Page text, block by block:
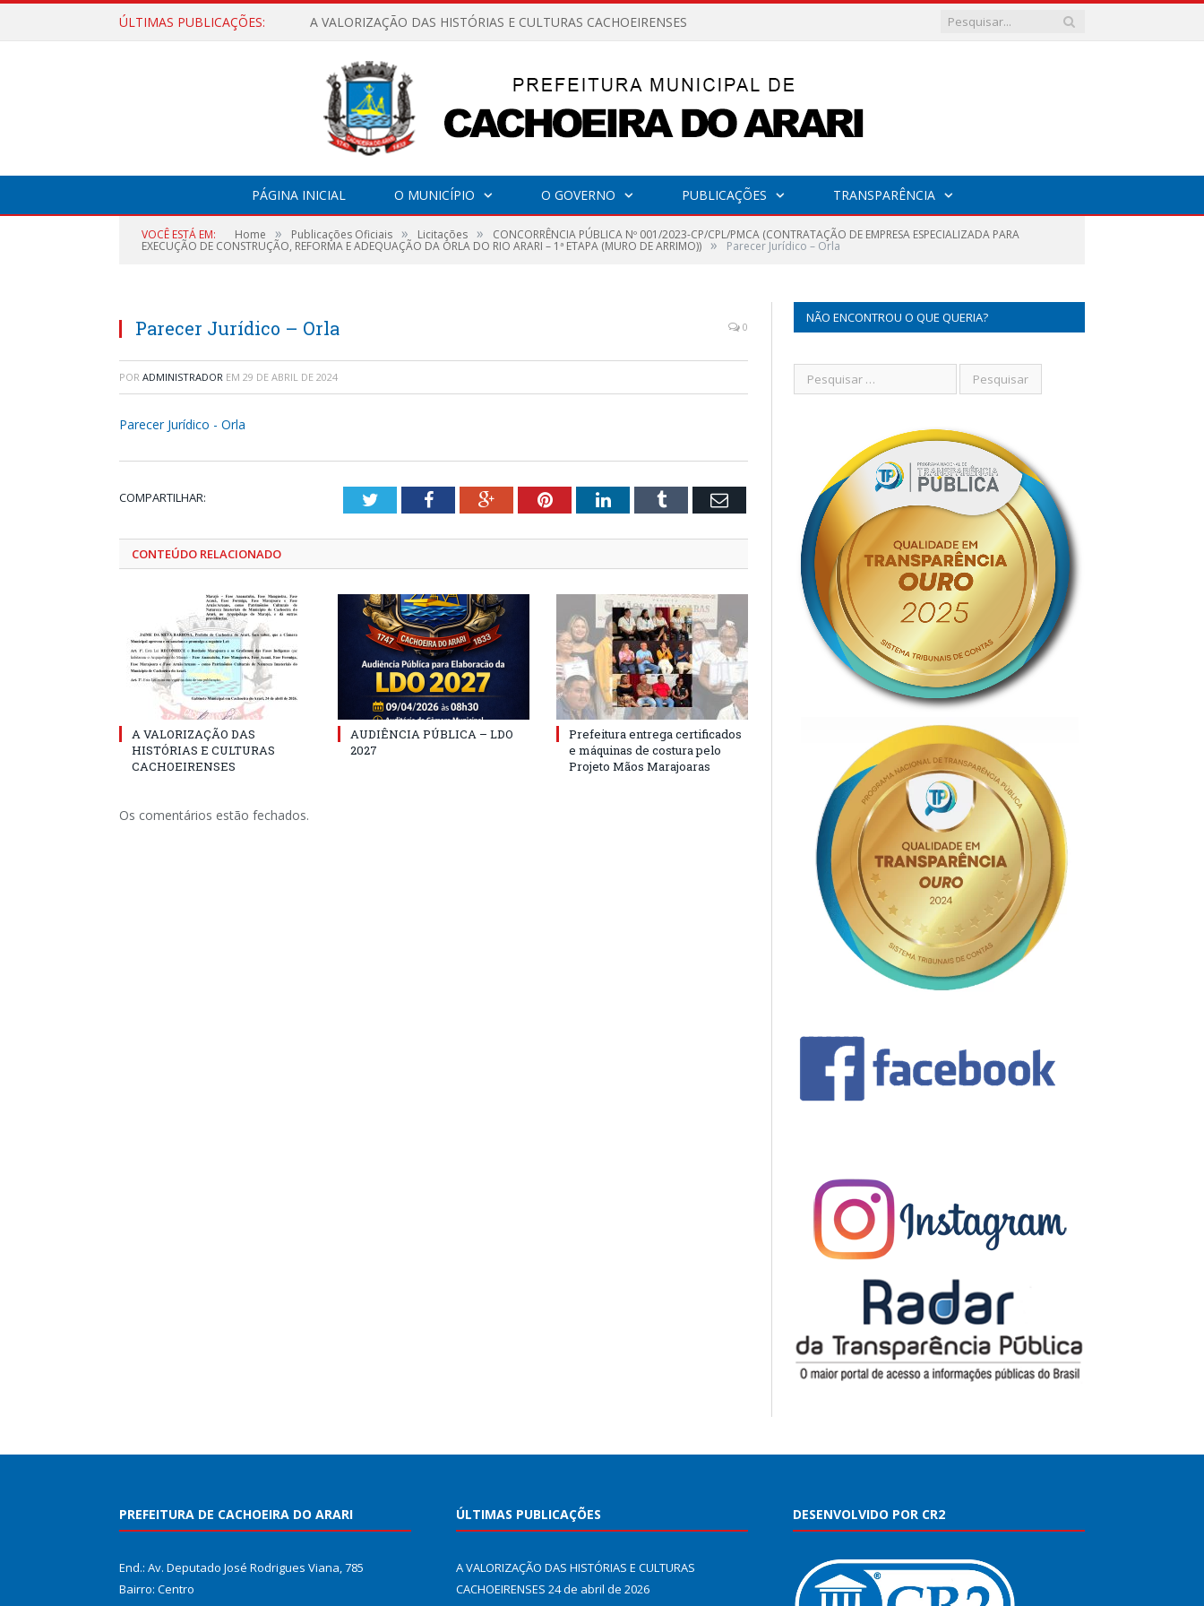
ÚLTIMAS PUBLICAÇÕES: A VALORIZAÇÃO DAS HISTÓRIAS E CULTURAS CACHOEIRENSES
PÁGINA INICIAL O MUNICÍPIO O GOVERNO PUBLICAÇÕES TRANSPARÊNCIA
VOCÊ ESTÁ EM: Home » Publicações Oficiais » Licitações » CONCORRÊNCIA PÚBLICA Nº 001/2023-CP/CPL/PMCA (CONTRATAÇÃO DE EMPRESA ESPECIALIZADA PARA
EXECUÇÃO DE CONSTRUÇÃO, REFORMA E ADEQUAÇÃO DA ORLA DO RIO ARARI – 1ª ETAPA (MURO DE ARRIMO)) » Parecer Jurídico – Orla
Parecer Jurídico – Orla 0
POR ADMINISTRADOR EM 29 DE ABRIL DE 2024
Parecer Jurídico - Orla
COMPARTILHAR: TwitterFacebookGoogle+PinterestLinkedInTumblr Email
CONTEÚDO RELACIONADO
A VALORIZAÇÃO DAS
HISTÓRIAS E CULTURAS
CACHOEIRENSES
AUDIÊNCIA PÚBLICA – LDO
2027
Prefeitura entrega certificados
e máquinas de costura pelo
Projeto Mãos Marajoaras
Os comentários estão fechados.
NÃO ENCONTROU O QUE QUERIA?
PREFEITURA DE CACHOEIRA DO ARARI
End.: Av. Deputado José Rodrigues Viana, 785
Bairro: Centro
ÚLTIMAS PUBLICAÇÕES
A VALORIZAÇÃO DAS HISTÓRIAS E CULTURAS
CACHOEIRENSES 24 de abril de 2026
DESENVOLVIDO POR CR2